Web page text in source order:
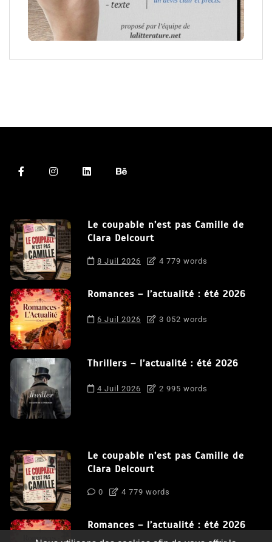
Le coupable n’est pas Camille de
Clara Delcourt
8 Juil 2026 4 779 words
Romances – l’actualité : été 2026
6 Juil 2026 3 052 words
Thrillers – l’actualité : été 2026
4 Juil 2026 2 995 words
Le coupable n’est pas Camille de
Clara Delcourt
0 4 779 words
Romances – l’actualité : été 2026